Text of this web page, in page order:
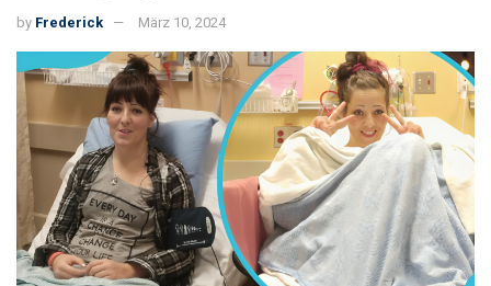
by Frederick März 10, 2024